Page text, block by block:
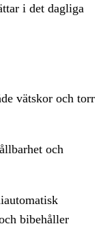
i det dagliga
vätskor och torr
och
bibehåller